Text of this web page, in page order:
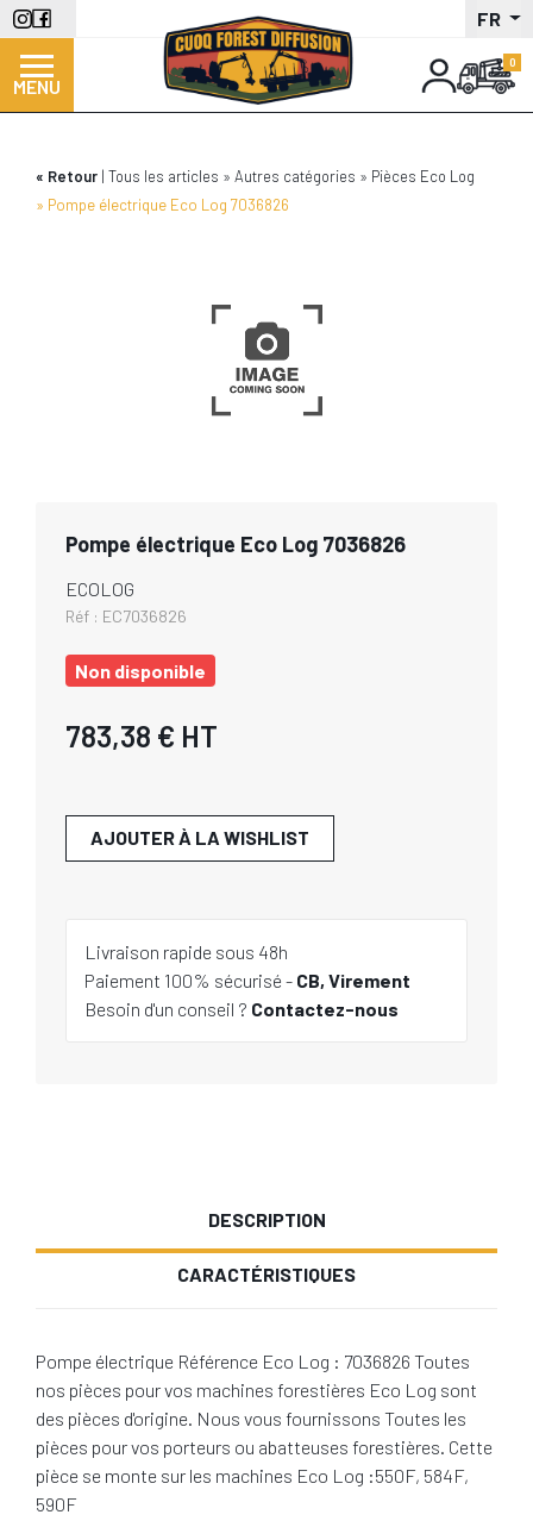
Aller
au
contenu
principal
FR
MENU
Retour Tous les articles Autres catégories
Pièces Eco Log
Pompe électrique Eco Log 7036826
Pompe électrique Eco Log 7036826
ECOLOG
Réf : EC7036826
Non disponible
783,38 € HT
AJOUTER À LA WISHLIST
Livraison rapide sous 48h
Paiement 100% sécurisé - CB, Virement
Besoin d'un conseil ? Contactez-nous
DESCRIPTION
CARACTÉRISTIQUES
Pompe électrique Référence Eco Log : 7036826 Toutes
nos pièces pour vos machines forestières Eco Log sont
des pièces d'origine. Nous vous fournissons Toutes les
pièces pour vos porteurs ou abatteuses forestières. Cette
pièce se monte sur les machines Eco Log :550F, 584F,
590F